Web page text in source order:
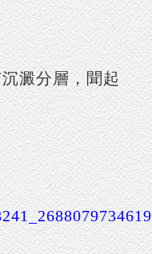
澱分層，聞起